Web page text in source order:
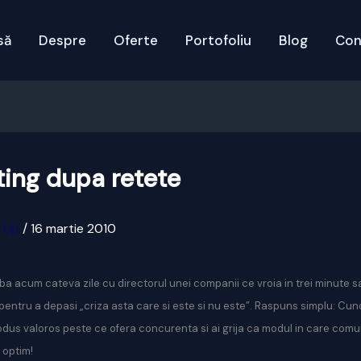
Despre Oferte Portofoliu Blog
dupa retete
Up /16 martie 2010
acum cateva zile cu directorul unei companii ce vroia in trei minute
a depasi „criza asta care si este si nu este”. Raspuns simplu:
valoros peste ce ofera concurenta si ai grija ca modul in care